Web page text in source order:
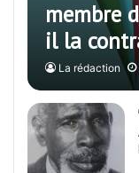
membre
il la
La rédaction